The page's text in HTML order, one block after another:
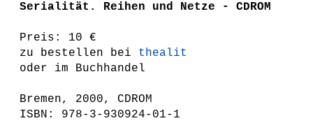
Serialität. Reihen und Netze - CDROM
Preis: 10 €
zu bestellen bei thealit
oder im Buchhandel
Bremen, 2000, CDROM
ISBN: 978-3-930924-01-1